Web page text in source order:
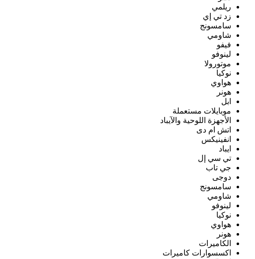
ريلمي
زد تي إي
سامسونج
شاومي
فيفو
لينوفو
موتورولا
نوكيا
هواوي
هونر
ابل
موبايلات مستعملة
الأجهزة اللوحية والآيباد
اتش ام دى
انفينيكس
ايباد
تي سي إل
جي تاب
دوجى
سامسونج
شاومي
لينوفو
نوكيا
هواوي
هونر
الكاميرات
اكسسوارات كاميرات